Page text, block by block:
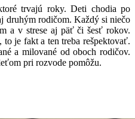
trvajú roky. Deti chodia po
druhým rodičom. Každý si niečo
a v strese aj päť či šesť rokov.
je fakt a ten treba rešpektovať.
a milované od oboch rodičov.
pri rozvode pomôžu.